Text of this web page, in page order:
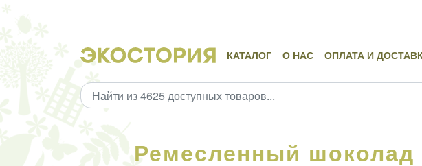
КАТАЛОГ О НАС ОПЛАТА И
Ремесленный шоколад